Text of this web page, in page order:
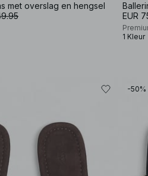
met overslag en hengsel
EUR
1 Kleur
-50%